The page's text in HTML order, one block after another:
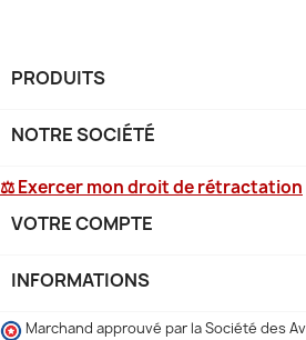
PRODUITS
NOTRE SOCIÉTÉ
⚖ Exercer mon droit de rétractation
VOTRE COMPTE
INFORMATIONS
Marchand approuvé par la Société des